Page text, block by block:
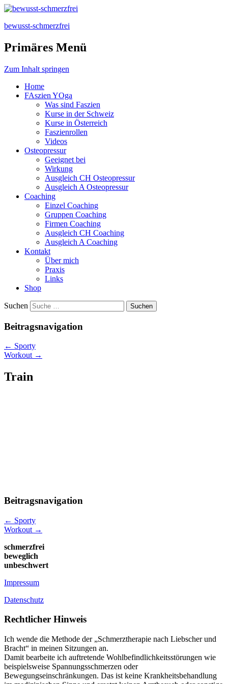
bewusst-schmerzfrei
Primäres Menü
Zum Inhalt springen
Home
FAszien YOga
Was sind Faszien
Kurse in der Schweiz
Kurse in Österreich
Faszienrollen
Videos
Osteopressur
Geeignet bei
Wirkung
Ausgleich CH Osteopressur
Ausgleich A Osteopressur
Coaching
Einzel Coaching
Gruppen Coaching
Firmen Coaching
Ausgleich CH Coaching
Ausgleich A Coaching
Kontakt
Über mich
Praxis
Links
Shop
Suchen
Beitragsnavigation
← Sporty
Workout →
Train
Beitragsnavigation
← Sporty
Workout →
schmerzfrei
beweglich
unbeschwert
Impressum
Datenschutz
Rechtlicher Hinweis
Ich wende die Methode der „Schmerztherapie nach Liebscher und
Bracht“ in meinen Sitzungen an.
Damit bearbeite ich auftretende Wohlbefindlichkeitsstörungen wie
beispielsweise Spannungsschmerzen oder
Bewegungseinschränkungen. Das ist keine Krankheitsbehandlung